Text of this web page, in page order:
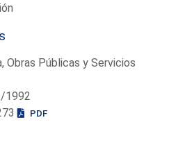
Obras Públicas y Servicios
1992
PDF